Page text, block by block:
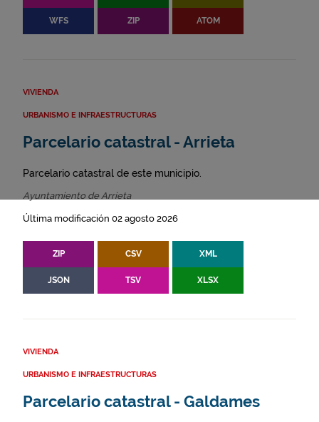
WFS ZIP ATOM
VIVIENDA
URBANISMO E INFRAESTRUCTURAS
Parcelario catastral - Arrieta
Parcelario catastral de este municipio.
Ayuntamiento de Arrieta
Última modificación 02 agosto 2026
ZIP CSV XML
JSON TSV XLSX
VIVIENDA
URBANISMO E INFRAESTRUCTURAS
Parcelario catastral - Galdames